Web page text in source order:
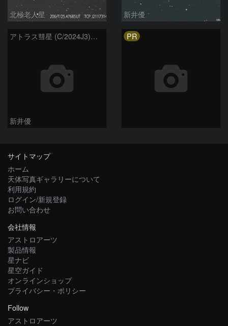
北極老人星 新井優
アトラス彗星 (C/2024J3)：2026/07/09
新井優
PR
サイトマップ
ホーム
天体写真ギャラリーについて
利用規約
ログイン/新規登録
お問い合わせ
会社情報
アストロアーツ
製品情報
星ナビ
星空ガイド
オンラインショップ
プライバシー・ポリシー
Follow
アストロアーツ